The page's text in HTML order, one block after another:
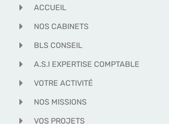
ACCUEIL
NOS CABINETS
BLS CONSEIL
A.S.I EXPERTISE COMPTABLE
VOTRE ACTIVITÉ
NOS MISSIONS
VOS PROJETS